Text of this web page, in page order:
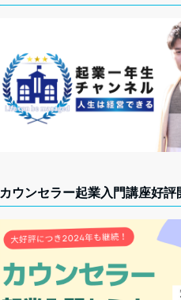
カウンセラー起業入門講座好評